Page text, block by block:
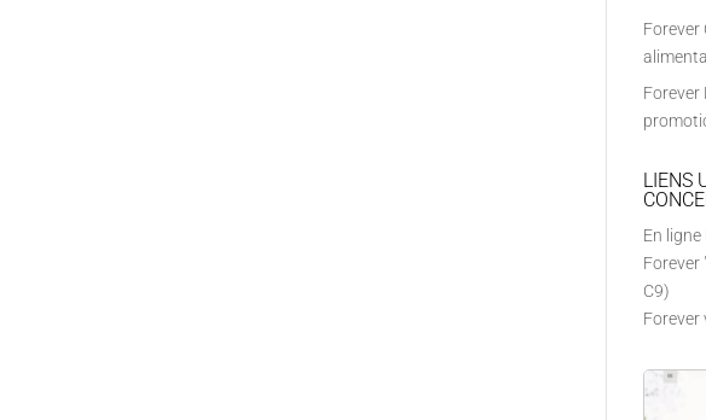
Forever
Forever
LIENS
En
Forever
C9)
Forever